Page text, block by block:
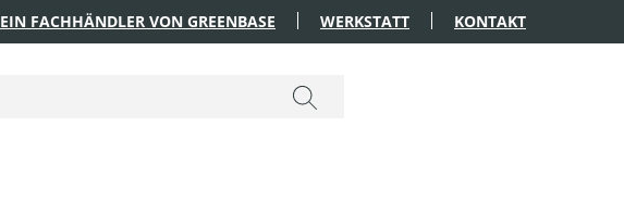
EIN FACHHÄNDLER VON GREENBASE WERKSTATT KONTAKT